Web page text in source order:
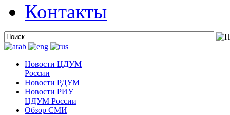
Контакты
Новости ЦДУМ
России
Новости РДУМ
Новости РИУ
ЦДУМ России
Обзор СМИ